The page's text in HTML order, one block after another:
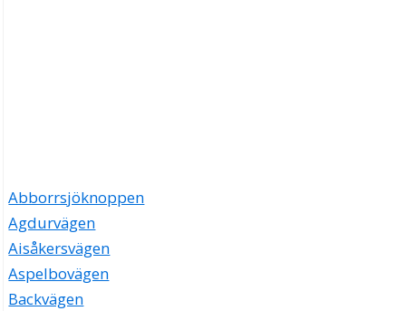
Abborrsjöknoppen
Agdurvägen
Aisåkersvägen
Aspelbovägen
Backvägen